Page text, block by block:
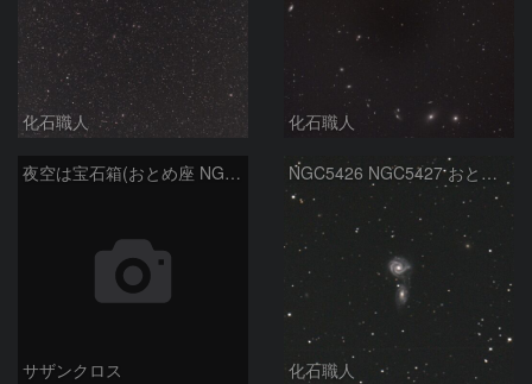
化石職人 化石職人
夜空は宝石箱(おとめ座 NGC5746) Seestar50
サザンクロス
NGC5426 NGC5427 おとめ座
化石職人